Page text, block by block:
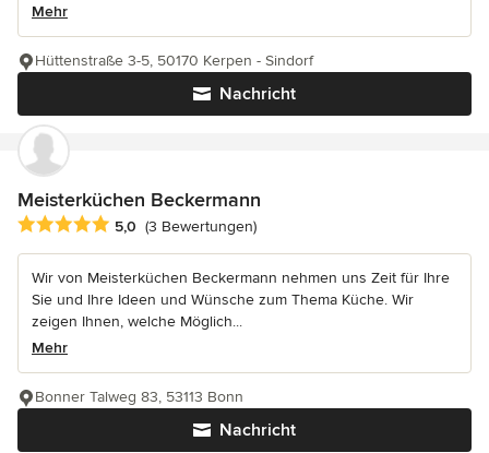
Mehr
Nachricht
Hüttenstraße 3-5, 50170 Kerpen - Sindorf
Meisterküchen Beckermann
Durchschnittliche Bewertung: 5 von 5 Sternen
5,0 (3 Bewertungen)
Wir von Meisterküchen Beckermann nehmen uns Zeit für Ihre
Sie und Ihre Ideen und Wünsche zum Thema Küche. Wir
zeigen Ihnen, welche Möglich...
Mehr
Nachricht
Bonner Talweg 83, 53113 Bonn